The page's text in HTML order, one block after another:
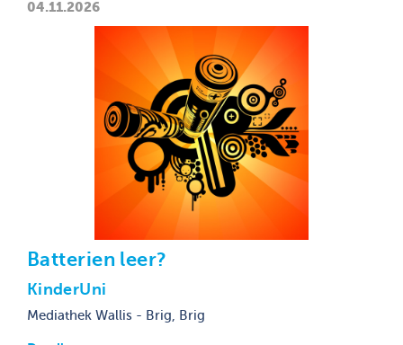
04.11.2026
Batterien leer?
KinderUni
Mediathek Wallis - Brig, Brig